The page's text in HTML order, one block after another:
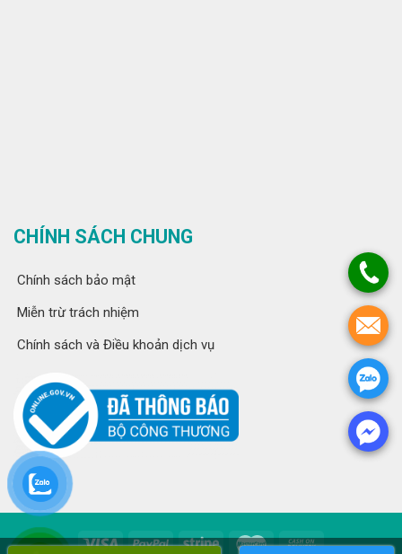
CHÍNH SÁCH CHUNG
Chính sách bảo mật
Miễn trừ trách nhiệm
Chính sách và Điều khoản dịch vụ